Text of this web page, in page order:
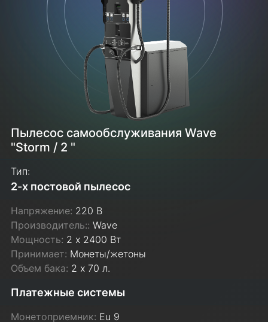
Пылесос самообслуживания Wave
"Storm / 2 "
Тип:
2-х постовой пылесос
Напряжение: 220 В
Производитель::Wave
Мощность: 2 х 2400 Вт
Принимает: Монеты/жетоны
Объем бака: 2 х 70 л.
Платежные системы
Монетоприемник: Eu 9